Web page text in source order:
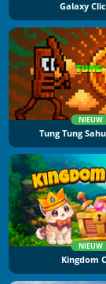
Galaxy
NIEUW
Tung Tung
NIEUW
Kingdom